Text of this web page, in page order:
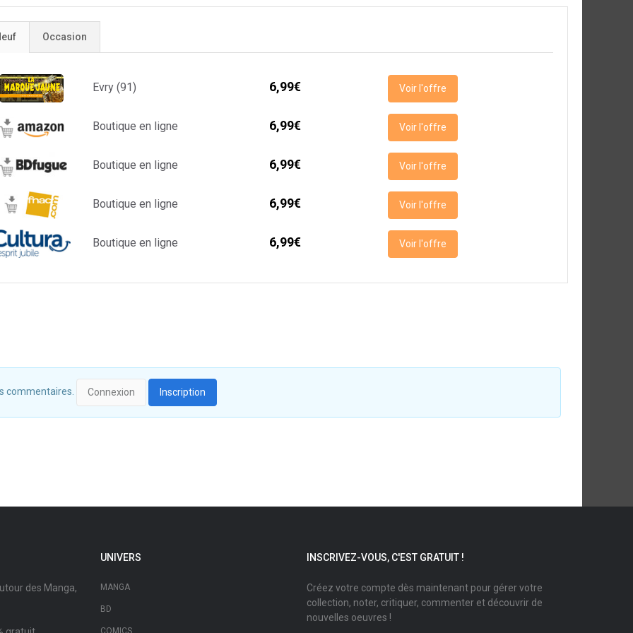
Occasion
Evry (91) 6,99€ Voir l'offre
Boutique en ligne 6,99€ Voir l'offre
Boutique en ligne 6,99€ Voir l'offre
Boutique en ligne 6,99€ Voir l'offre
Boutique en ligne 6,99€ Voir l'offre
commentaires. Connexion Inscription
des Manga,
UNIVERS
MANGA
BD
COMICS
INSCRIVEZ-VOUS, C'EST GRATUIT !
Créez votre compte dès maintenant pour gérer votre
collection, noter, critiquer, commenter et découvrir de
nouvelles oeuvres !